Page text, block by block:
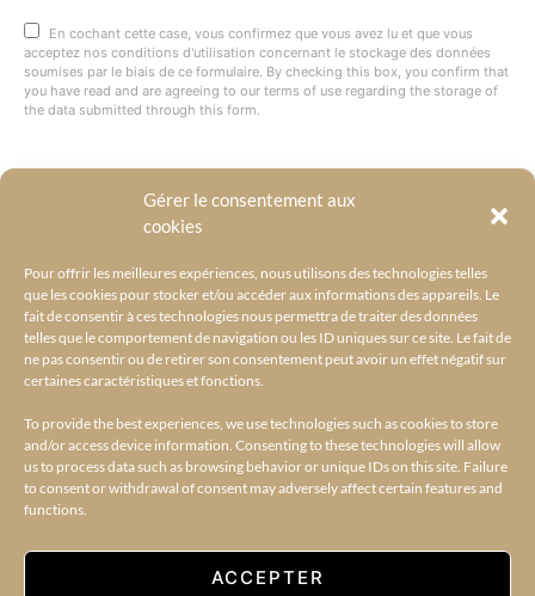
Gérer le consentement aux
cookies
Pour offrir les meilleures expériences, nous utilisons des technologies telles
que les cookies pour stocker et/ou accéder aux informations des appareils. Le
fait de consentir à ces technologies nous permettra de traiter des données
telles que le comportement de navigation ou les ID uniques sur ce site. Le fait de
ne pas consentir ou de retirer son consentement peut avoir un effet négatif sur
certaines caractéristiques et fonctions.
To provide the best experiences, we use technologies such as cookies to store
and/or access device information. Consenting to these technologies will allow
us to process data such as browsing behavior or unique IDs on this site. Failure
to consent or withdrawal of consent may adversely affect certain features and
functions.
ACCEPTER
En cochant cette case, vous confirmez que vous avez lu et que vous
acceptez nos conditions d'utilisation concernant le stockage des données
soumises par le biais de ce formulaire. By checking this box, you confirm that
you have read and are agreeing to our terms of use regarding the storage of
the data submitted through this form.
@BYRACKEL